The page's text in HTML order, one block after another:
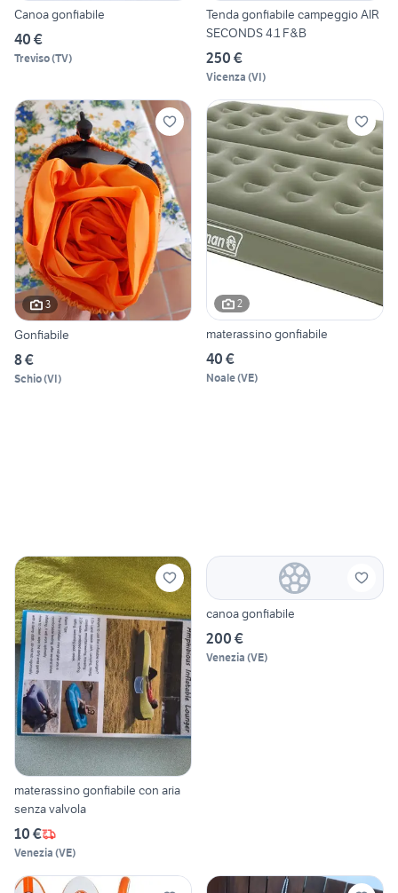
Canoa gonfiabile
40 €
Treviso(TV)
Tenda gonfiabile campeggio AIR
SECONDS 4.1 F&B
250 €
Vicenza (VI)
3
Gonfiabile
8 €
Schio(VI)
2
materassino gonfiabile
40 €
Noale(VE)
materassino gonfiabile con aria
senza valvola
10 €
Venezia (VE)
canoa gonfiabile
200 €
Venezia (VE)